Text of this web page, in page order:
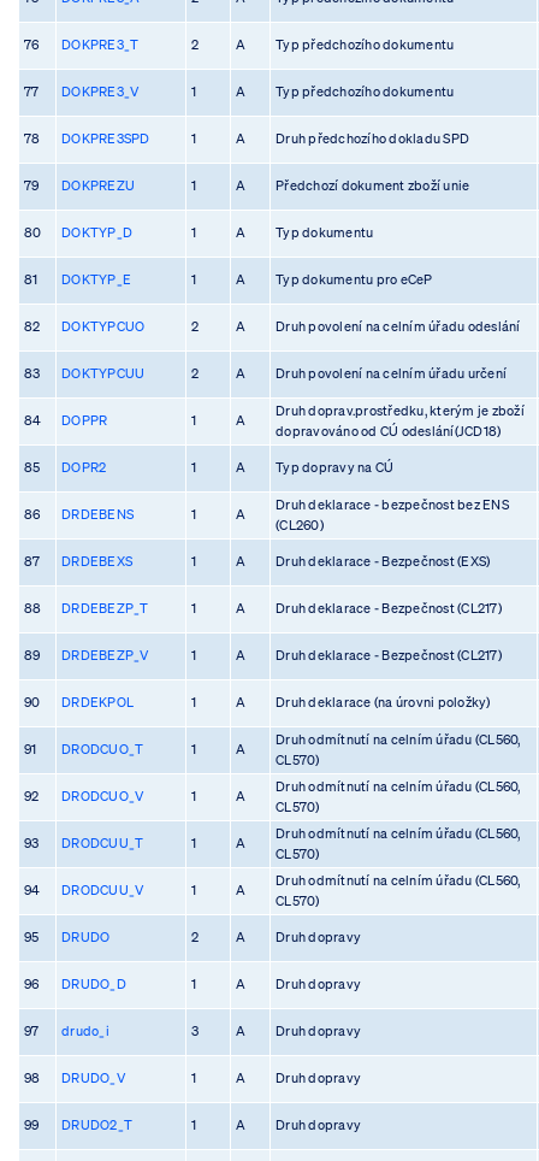
76 DOKPRE3_T 2 A Typ předchozího dokumentu
77 DOKPRE3_V 1 A Typ předchozího dokumentu
78 DOKPRE3SPD 1 A Druh předchozího dokladu SPD
79 DOKPREZU 1 A Předchozí dokument zboží unie
80 DOKTYP_D 1 A Typ dokumentu
81 DOKTYP_E 1 A Typ dokumentu pro eCeP
82 DOKTYPCUO 2 A Druh povolení na celním úřadu odeslání
83 DOKTYPCUU 2 A Druh povolení na celním úřadu určení
84 DOPPR 1 A
Druh doprav.prostředku, kterým je zboží
dopravováno od CÚ odeslání(JCD18)
85 DOPR2 1 A Typ dopravy na CÚ
86 DRDEBENS 1 A
Druh deklarace - bezpečnost bez ENS
(CL260)
87 DRDEBEXS 1 A Druh deklarace - Bezpečnost (EXS)
88 DRDEBEZP_T 1 A Druh deklarace - Bezpečnost (CL217)
89 DRDEBEZP_V 1 A Druh deklarace - Bezpečnost (CL217)
90 DRDEKPOL 1 A Druh deklarace (na úrovni položky)
91 DRODCUO_T 1 A
Druh odmítnutí na celním úřadu (CL560,
CL570)
92 DRODCUO_V 1 A
Druh odmítnutí na celním úřadu (CL560,
CL570)
93 DRODCUU_T 1 A
Druh odmítnutí na celním úřadu (CL560,
CL570)
94 DRODCUU_V 1 A
Druh odmítnutí na celním úřadu (CL560,
CL570)
95 DRUDO 2 A Druh dopravy
96 DRUDO_D 1 A Druh dopravy
97 drudo_i 3 A Druh dopravy
98 DRUDO_V 1 A Druh dopravy
99 DRUDO2_T 1 A Druh dopravy